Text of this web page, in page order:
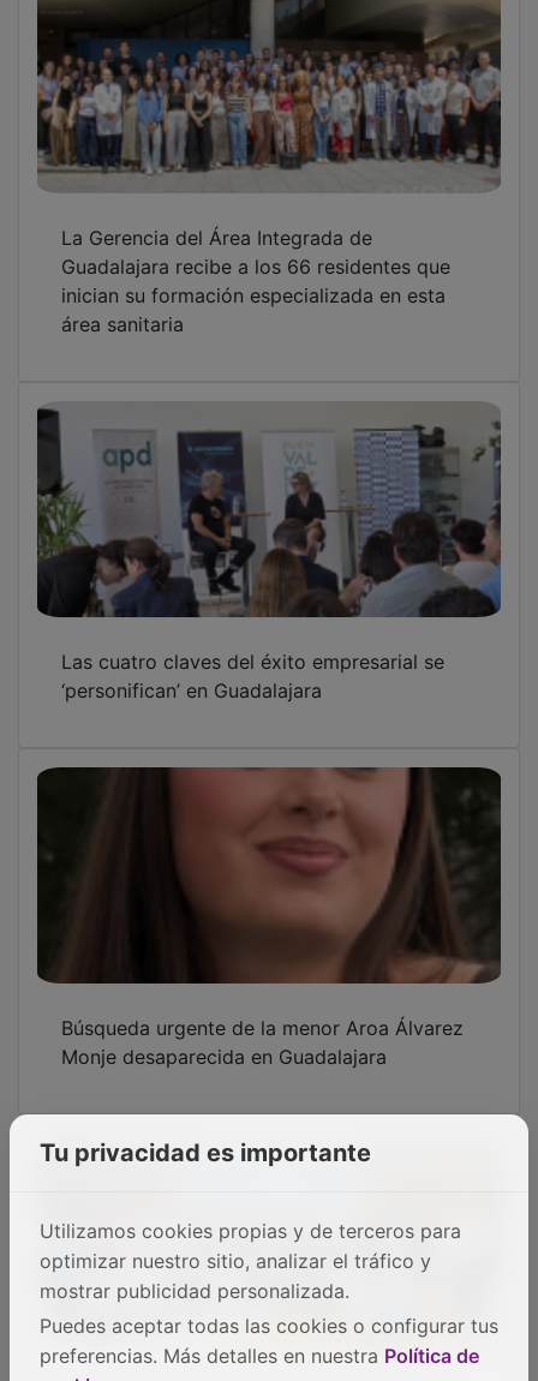
Las cuatro claves del éxito empresarial se
‘personifican’ en Guadalajara
Búsqueda urgente de la menor Aroa Álvarez
Monje desaparecida en Guadalajara
Moda de autor con sello Guadalajara en la
capital del Señorío
Voluntarios de Cáritas estrenarán este
sábado en Guadalajara la comedia
“ConDominio Humano”
Tu privacidad es importante
Utilizamos cookies propias y de terceros para
optimizar nuestro sitio, analizar el tráfico y
mostrar publicidad personalizada.
Puedes aceptar todas las cookies o configurar tus
preferencias. Más detalles en nuestra Política de